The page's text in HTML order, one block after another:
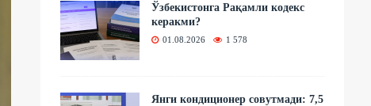
Ўзбекистонга Рақамли кодекс
керакми?
01.08.2026 1 578
Янги кондиционер совутмади: 7,5